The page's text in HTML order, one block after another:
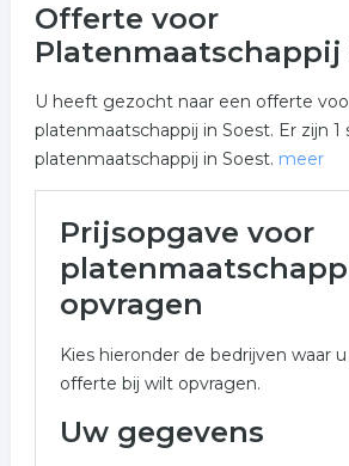
Offerte voor
Platenmaatschappij
U heeft gezocht naar een offerte
platenmaatschappij in Soest. Er zijn 1
platenmaatschappij in Soest. meer
in Soest
Onderstaand vindt u een overzicht
platenmaatschappij gerelateerde
omgeving van Soest voor een
Meer informatie over
Gebruik onderstaand formulier welke
platenmaatschappij in Soest.
Prijsopgave voor
opvragen
Kies hieronder de bedrijven waar
offerte bij wilt opvragen.
Uw gegevens